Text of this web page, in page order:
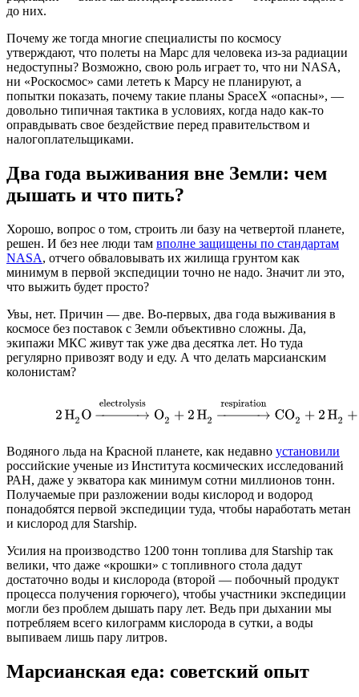
до них.
Почему же тогда многие специалисты по космосу
утверждают, что полеты на Марс для человека из-за радиации
недоступны? Возможно, свою роль играет то, что ни NASA,
ни «Роскосмос» сами лететь к Марсу не планируют, а
попытки показать, почему такие планы SpaceX «опасны», —
довольно типичная тактика в условиях, когда надо как-то
оправдывать свое бездействие перед правительством и
налогоплательщиками.
Два года выживания вне Земли: чем
дышать и что пить?
Хорошо, вопрос о том, строить ли базу на четвертой планете,
решен. И без нее люди там вполне защищены по стандартам
NASA, отчего обваловывать их жилища грунтом как
минимум в первой экспедиции точно не надо. Значит ли это,
что выжить будет просто?
Увы, нет. Причин — две. Во-первых, два года выживания в
космосе без поставок с Земли объективно сложны. Да,
экипажи МКС живут так уже два десятка лет. Но туда
регулярно привозят воду и еду. А что делать марсианским
колонистам?
Водяного льда на Красной планете, как недавно установили
российские ученые из Института космических исследований
РАН, даже у экватора как минимум сотни миллионов тонн.
Получаемые при разложении воды кислород и водород
понадобятся первой экспедиции туда, чтобы наработать метан
и кислород для Starship.
Усилия на производство 1200 тонн топлива для Starship так
велики, что даже «крошки» с топливного стола дадут
достаточно воды и кислорода (второй — побочный продукт
процесса получения горючего), чтобы участники экспедиции
могли без проблем дышать пару лет. Ведь при дыхании мы
потребляем всего килограмм кислорода в сутки, а воды
выпиваем лишь пару литров.
Марсианская еда: советский опыт